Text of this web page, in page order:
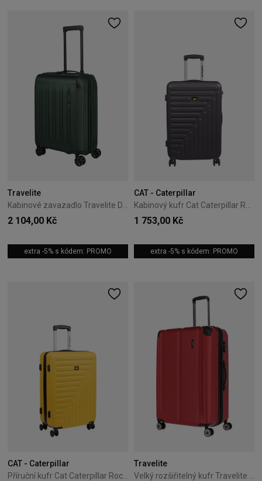
Travelite
2 104,00 Kč
extra -5% s kódem: PROMO
CAT - Caterpillar
1 753,00 Kč
extra -5% s kódem: PROMO
CAT - Caterpillar
Travelite